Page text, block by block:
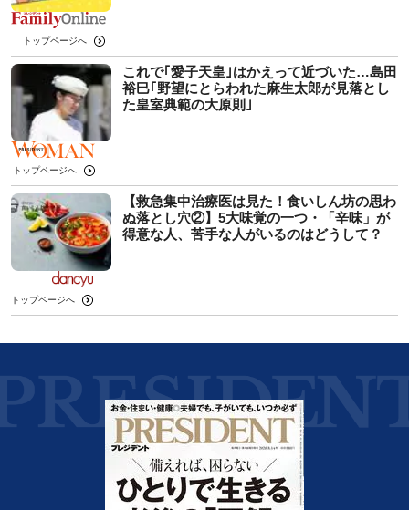
トップページへ
これで｢愛子天皇｣はかえって近づいた…島田
裕巳｢野望にとらわれた麻生太郎が見落とし
た皇室典範の大原則｣
トップページへ
【救急集中治療医は見た！食いしん坊の思わ
ぬ落とし穴②】5大味覚の一つ・「辛味」が
得意な人、苦手な人がいるのはどうして？
トップページへ